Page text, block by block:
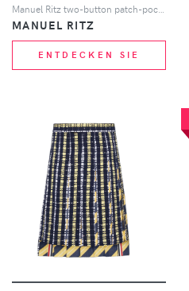
MANUEL RITZ
ENTDECKEN SIE